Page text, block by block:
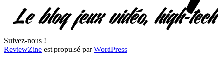
Suivez-nous !
ReviewZine est propulsé parWordPress